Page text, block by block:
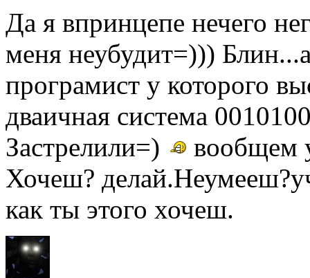
Да я впринцепе нечего
меня неубудит=)))
програмист у которого
дваичная система
Застрелили=)
вообщем
Хочеш?
как ты этого хочеш.